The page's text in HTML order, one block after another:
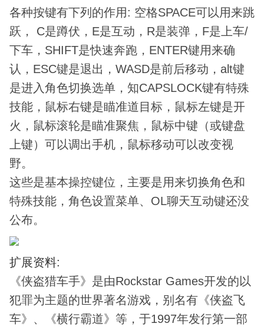
各种按键有下列的作用: 空格SPACE可以用来跳
跃， C是蹲伏，E是互动，R是装弹，F是上车/
下车，SHIFT是快速奔跑，ENTER键用来确
认，ESC键是退出，WASD是前后移动，alt键
是进入角色切换选单，知CAPSLOCK键有特殊
技能，鼠标右键是瞄准道目标，鼠标左键是开
火，鼠标滚轮是瞄准聚焦，鼠标中键（或键盘
上键）可以调出手机，鼠标移动可以改变视
野。
这些是基本操控键位，主要是用来切换角色和
特殊技能，角色设置菜单、OL聊天互动键还没
公布。
扩展资料:
《侠盗猎车手》是由Rockstar Games开发的以
犯罪为主题的世界著名游戏，别名有《侠盗飞
车》、《横行霸道》等，于1997年发行第一部